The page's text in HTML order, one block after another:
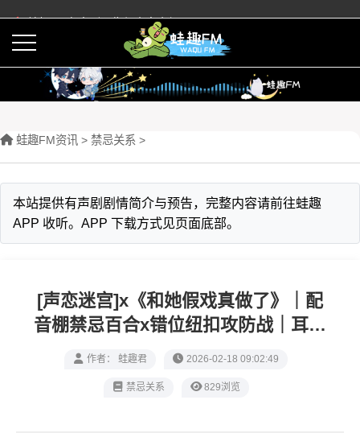
蛙趣FM有声剧预告与内容介绍
蛙趣FM资讯 > 禁忌关系 >
本站提供有声剧剧情简介与预告，完整内容请前往蛙趣
APP 收听。APP 下载方式见页面底部。
[声恋迷宫]x《和她假戏真做了》｜配
音棚禁忌百合x错位纽扣攻防战｜耳麦
情潮十二重奏
作者： 蛙趣君 2026-02-18 09:02:49
禁忌关系 829浏览